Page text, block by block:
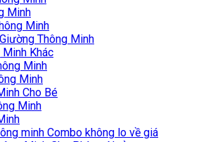
Minh
Minh
Thông Minh
Khác
Minh
Minh
Cho Bé
Minh
minh Combo không lo về giá